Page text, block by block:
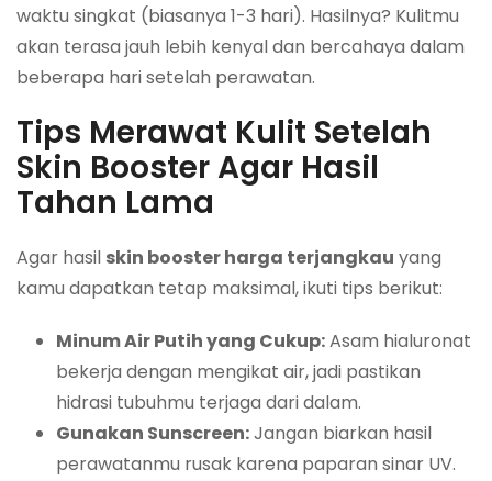
waktu singkat (biasanya 1-3 hari). Hasilnya? Kulitmu
akan terasa jauh lebih kenyal dan bercahaya dalam
beberapa hari setelah perawatan.
Tips Merawat Kulit Setelah
Skin Booster Agar Hasil
Tahan Lama
Agar hasil skin booster harga terjangkau yang
kamu dapatkan tetap maksimal, ikuti tips berikut:
Minum Air Putih yang Cukup:Asam hialuronat
bekerja dengan mengikat air, jadi pastikan
hidrasi tubuhmu terjaga dari dalam.
Gunakan Sunscreen:Jangan biarkan hasil
perawatanmu rusak karena paparan sinar UV.